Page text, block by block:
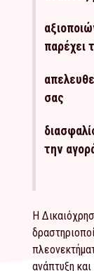
παρέχει
σας
την
Η
ανάπτυξη